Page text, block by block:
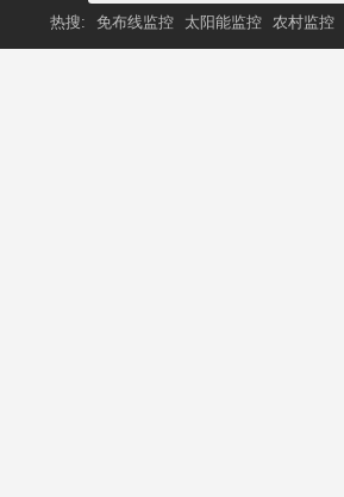
热搜: 免布线监控 太阳能监控 农村监控